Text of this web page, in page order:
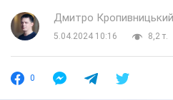
Дмитро Кропивницький
5.04.2024 10:16
8,2 т.
0